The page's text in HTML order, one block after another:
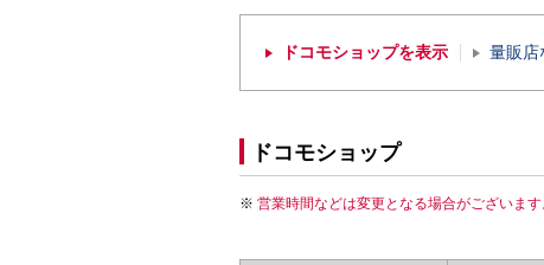
ドコモショップを表示 量販店
ドコモショップ
営業時間などは変更となる場合がございま